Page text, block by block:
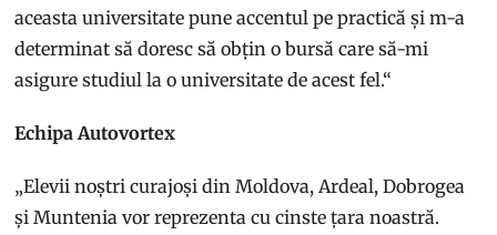
aceasta universitate pune accentul pe practică și m-a
determinat să doresc să obțin o bursă care să-mi
asigure studiul la o universitate de acest fel.“
Echipa Autovortex
„Elevii noștri curajoși din Moldova, Ardeal, Dobrogea
și Muntenia vor reprezenta cu cinste țara noastră.